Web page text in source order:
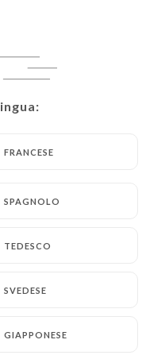
FRANCESE
SPAGNOLO
TEDESCO
SVEDESE
GIAPPONESE
FRANCESE
SPAGNOLO
TEDESCO
SVEDESE
GIAPPONESE